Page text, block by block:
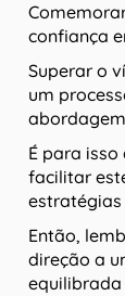
confiança
Superar o
um
É para isso
facilitar
estratégias
Então,
direção a